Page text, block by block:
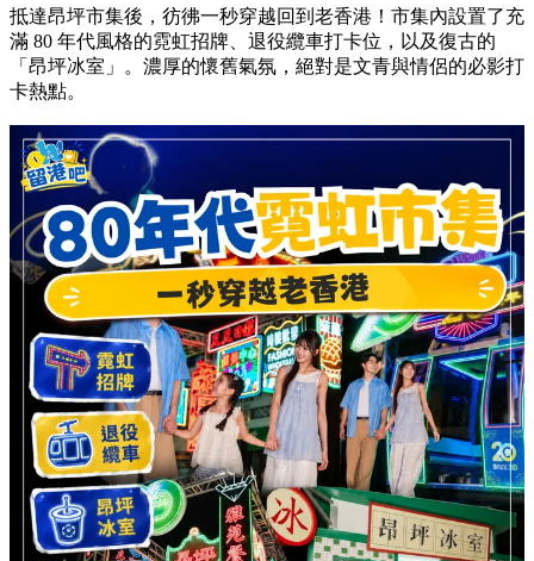
抵達昂坪市集後，彷彿一秒穿越回到老香港！市集內設置了充
滿 80 年代風格的霓虹招牌、退役纜車打卡位，以及復古的
「昂坪冰室」。濃厚的懷舊氣氛，絕對是文青與情侶的必影打
卡熱點。